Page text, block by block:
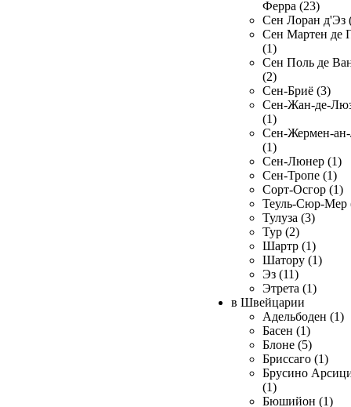
Ферра (23)
Сен Лоран д'Эз
Сен Мартен де
(1)
Сен Поль де
(2)
Сен-Бриё (3)
Сен-Жан-де-
(1)
Сен-Жермен-
(1)
Сен-Люнер (1)
Сен-Тропе (1)
Сорт-Осгор (1)
Теуль-Сюр-Мер
Тулуза (3)
Тур (2)
Шартр (1)
Шатору (1)
Эз (11)
Этрета (1)
в Швейцарии
Адельбоден (1)
Басен (1)
Блоне (5)
Бриссаго (1)
Брусино
(1)
Бюшийон (1)